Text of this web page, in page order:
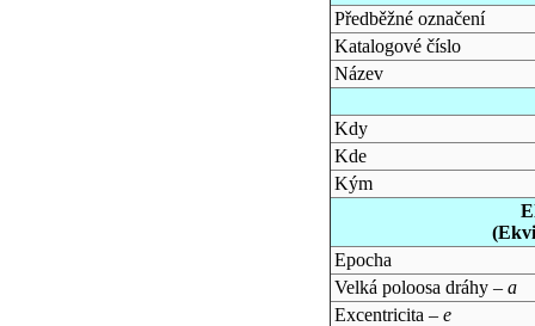
Předběžné označení
Katalogové číslo
Název
Kdy
Kde
Kým
Epocha
Velká poloosa dráhy – a
Excentricita – e